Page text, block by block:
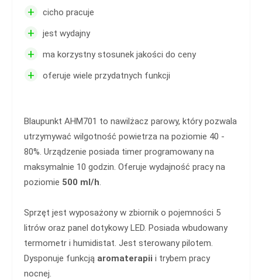
+ cicho pracuje
+ jest wydajny
+ ma korzystny stosunek jakości do ceny
+ oferuje wiele przydatnych funkcji
Blaupunkt AHM701 to nawilżacz parowy, który pozwala
utrzymywać wilgotność powietrza na poziomie 40 -
80%. Urządzenie posiada timer programowany na
maksymalnie 10 godzin. Oferuje wydajność pracy na
poziomie 500 ml/h.
Sprzęt jest wyposażony w zbiornik o pojemności 5
litrów oraz panel dotykowy LED. Posiada wbudowany
termometr i humidistat. Jest sterowany pilotem.
Dysponuje funkcją aromaterapii i trybem pracy
nocnej.